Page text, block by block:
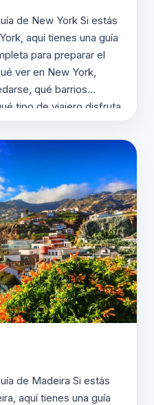
de New York Si estás
aquí tienes una guía
para preparar el
ver en New York,
qué barrios
tipo de viajero disfruta
de Madeira Si estás
aquí tienes una guía